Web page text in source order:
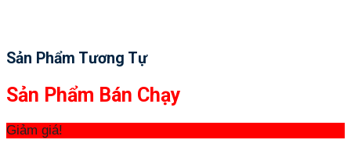
Sản Phẩm Tương Tự
Sản Phẩm Bán Chạy
Giảm giá!